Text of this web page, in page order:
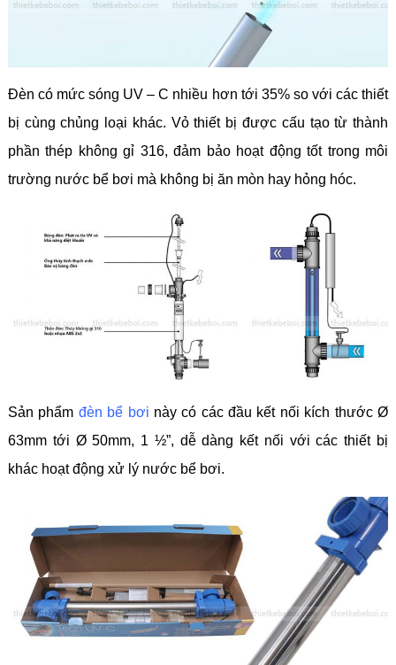
Đèn có mức sóng UV – C nhiều hơn tới 35% so với các thiết
bị cùng chủng loại khác. Vỏ thiết bị được cấu tạo từ thành
phần thép không gỉ 316, đảm bảo hoạt động tốt trong môi
trường nước bể bơi mà không bị ăn mòn hay hỏng hóc.
Sản phẩm đèn bể bơi này có các đầu kết nối kích thước Ø
63mm tới Ø 50mm, 1 ½”, dễ dàng kết nối với các thiết bị
khác hoạt động xử lý nước bể bơi.